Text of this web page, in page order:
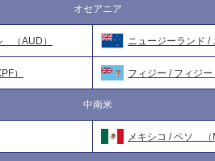
オセアニア
（AUD） ニュージーランド
） フィジー / フィジ
中南米
メキシコ / ペソ （